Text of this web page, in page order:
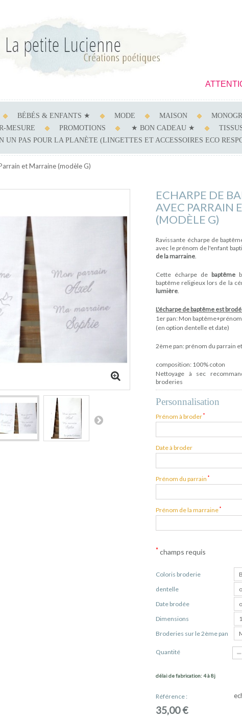
BÉBÉS & ENFANTS ★ MODE MAISON
MESURE PROMOTIONS ★ BON CADEAU ★
UN PAS POUR LA PLANÈTE (LINGETTES ET ACCESSOIRES ECO
ATTENTION
et Marraine (modèle G)
ECHARPE DE
AVEC PARRAIN
(MODÈLE G)
Ravissante écharpe de
avec le prénom de l'enfant
de la marraine.
Cette écharpe de baptême
baptême religieux lors de la
lumière.
L'écharpe de baptême est
1er pan: Mon baptême+prénom
(en option dentelle et date)
2ème pan: prénom du parrain
composition: 100% coton
Nettoyage à sec
broderies
Personnalisation
Prénom à broder*
Date à broder
Prénom du parrain*
Prénom de la marraine*
* champs requis
Coloris broderie
dentelle
Date brodée
Dimensions
Broderies sur le 2ème pan
Quantité
délai de fabrication: 4 à 8j
Référence :
35,00 €